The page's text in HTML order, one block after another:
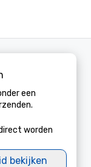
een
worden
bekijken